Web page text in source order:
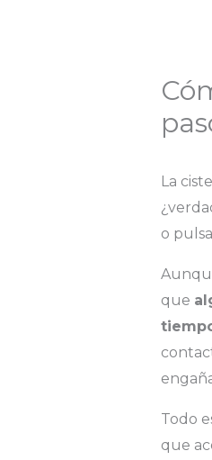
La
o
que
Todo
que